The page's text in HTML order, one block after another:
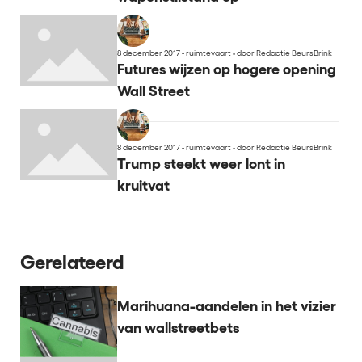
8 december 2017 - ruimtevaart•door Redactie BeursBrink
Futures wijzen op hogere opening
Wall Street
8 december 2017 - ruimtevaart•door Redactie BeursBrink
Trump steekt weer lont in
kruitvat
Gerelateerd
Marihuana-aandelen in het vizier
van wallstreetbets